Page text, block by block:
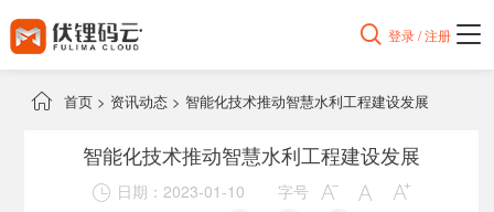
 登录 / 注册
 首页 > 资讯动态 > 智能化技术推动智慧水利工程建设发展
智能化技术推动智慧水利工程建设发展
 日期：2023-01-10 字号   